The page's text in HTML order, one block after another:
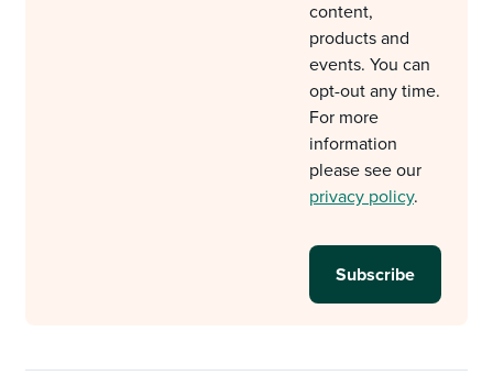
content,
products and
events. You can
opt-out any time.
For more
information
please see our
privacy policy.